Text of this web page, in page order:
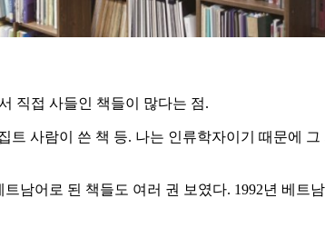
직접 사들인 책들이 많다는 점.
사람이 쓴 책 등. 나는 인류학자이기 때문에
남어로 된 책들도 여러 권 보였다. 1992년 베트